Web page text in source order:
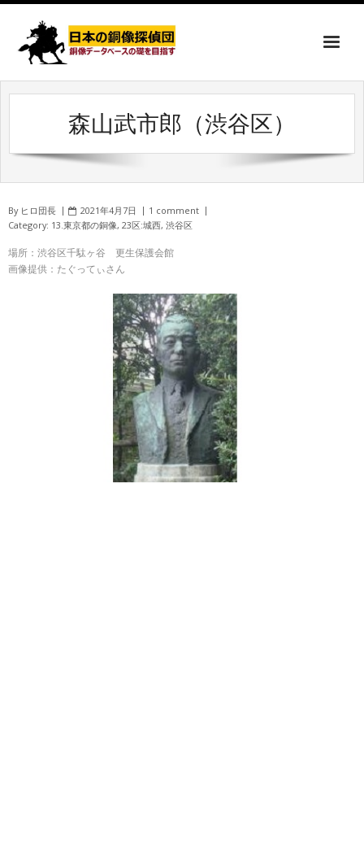
森山武市郎（渋谷区）
By ヒロ団長 2021年4月7日
1 comment
Category: 13.東京都の銅像, 23区:城西, 渋谷区
場所：渋谷区千駄ヶ谷 更生保護会館
画像提供：たぐってぃさん